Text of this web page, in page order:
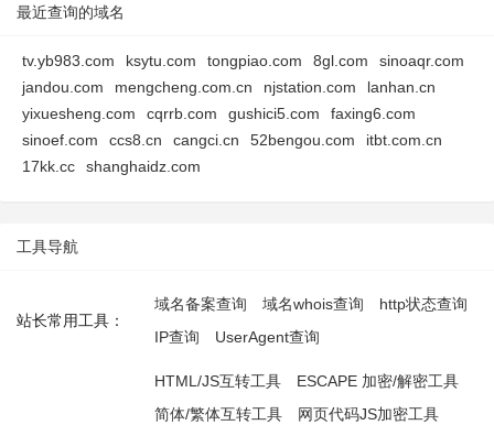
最近查询的域名
tv.yb983.com ksytu.com tongpiao.com 8gl.com
sinoaqr.com
jandou.com
mengcheng.com.cn njstation.com
lanhan.cn
yixuesheng.com
cqrrb.com gushici5.com
faxing6.com
sinoef.com
ccs8.cn cangci.cn 52bengou.com
itbt.com.cn
17kk.cc
shanghaidz.com
工具导航
站长常用工具：
域名备案查询 域名whois查询
http状态查询
IP查询
UserAgent查询
HTML/JS互转工具
ESCAPE 加密/解密工具
简体/繁体互转工具
网页代码JS加密工具